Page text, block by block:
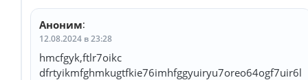
Аноним:
12.08.2024 в 23:28
hmcfgyk,ftlr7oikc
dfrtyikmfghmkugtfkie76imhfggyuiryu7oreo64ogf7uir6l